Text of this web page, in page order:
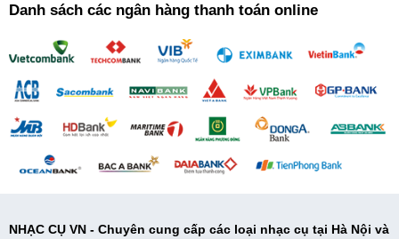
Danh sách các ngân hàng thanh toán online
NHẠC CỤ VN - Chuyên cung cấp các loại nhạc cụ tại Hà Nội và